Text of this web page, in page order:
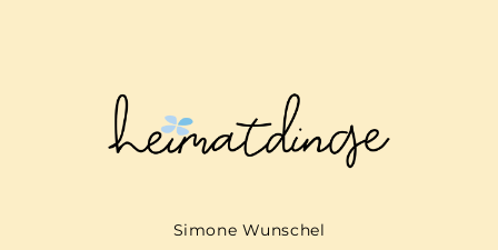
Simone Wunschel